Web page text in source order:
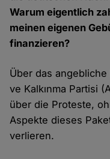
Warum eigentlich
meinen eigenen
finanzieren?
Über das
ve Kalkınma Partisi
über die Proteste,
Aspekte dieses
verlieren.